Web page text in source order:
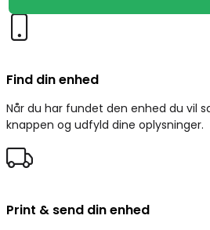
12,9
5.Gen
Find din enhed
Når du har fundet den enhed du vil
knappen og udfyld dine oplysninger.
Print & send din enhed